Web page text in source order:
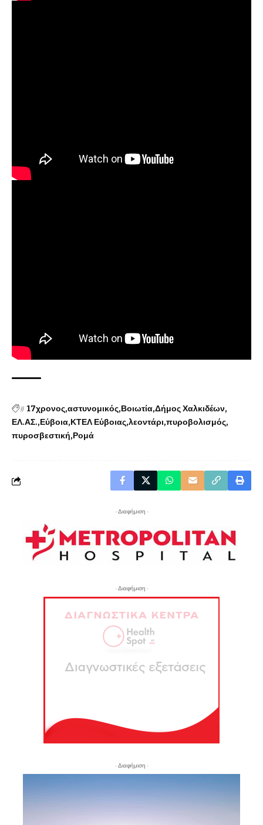
#17χρονος αστυνομικός Βοιωτία Δήμος Χαλκιδέων
ΕΛ.ΑΣ. Εύβοια ΚΤΕΛ Εύβοιας λεοντάρι πυροβολισμός
πυροσβεστική Ρομά
- Διαφήμιση -
- Διαφήμιση -
- Διαφήμιση -